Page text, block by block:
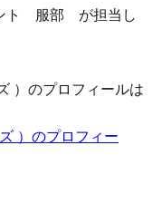
ト 服部 が担当し
のプロフィールは
）のプロフィー